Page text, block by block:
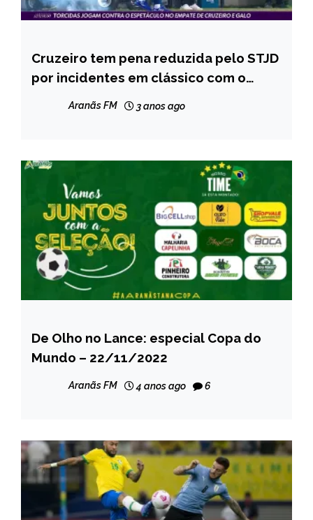
ESPORTES
Cruzeiro tem pena reduzida pelo STJD
por incidentes em clássico com o
Aranãs FM 3 anos ago
ESPORTES
NOTÍCIAS
De Olho no Lance: especial Copa do
Mundo – 22/11/2022
Aranãs FM 4 anos ago 6